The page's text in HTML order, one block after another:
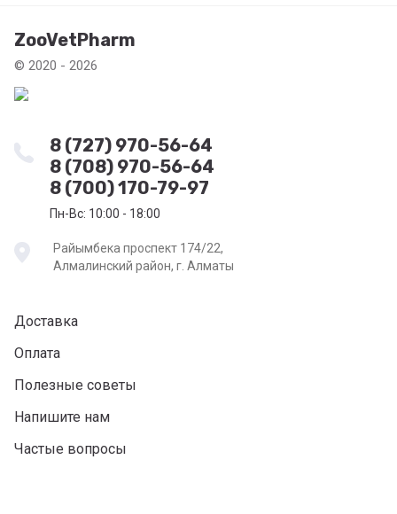
ZooVetPharm
© 2020 - 2026
8 (727) 970-56-64
8 (708) 970-56-64
8 (700) 170-79-97
Пн-Вс: 10:00 - 18:00
Райымбека проспект 174/22,
Алмалинский район, г. Алматы
Доставка
Оплата
Полезные советы
Напишите нам
Частые вопросы